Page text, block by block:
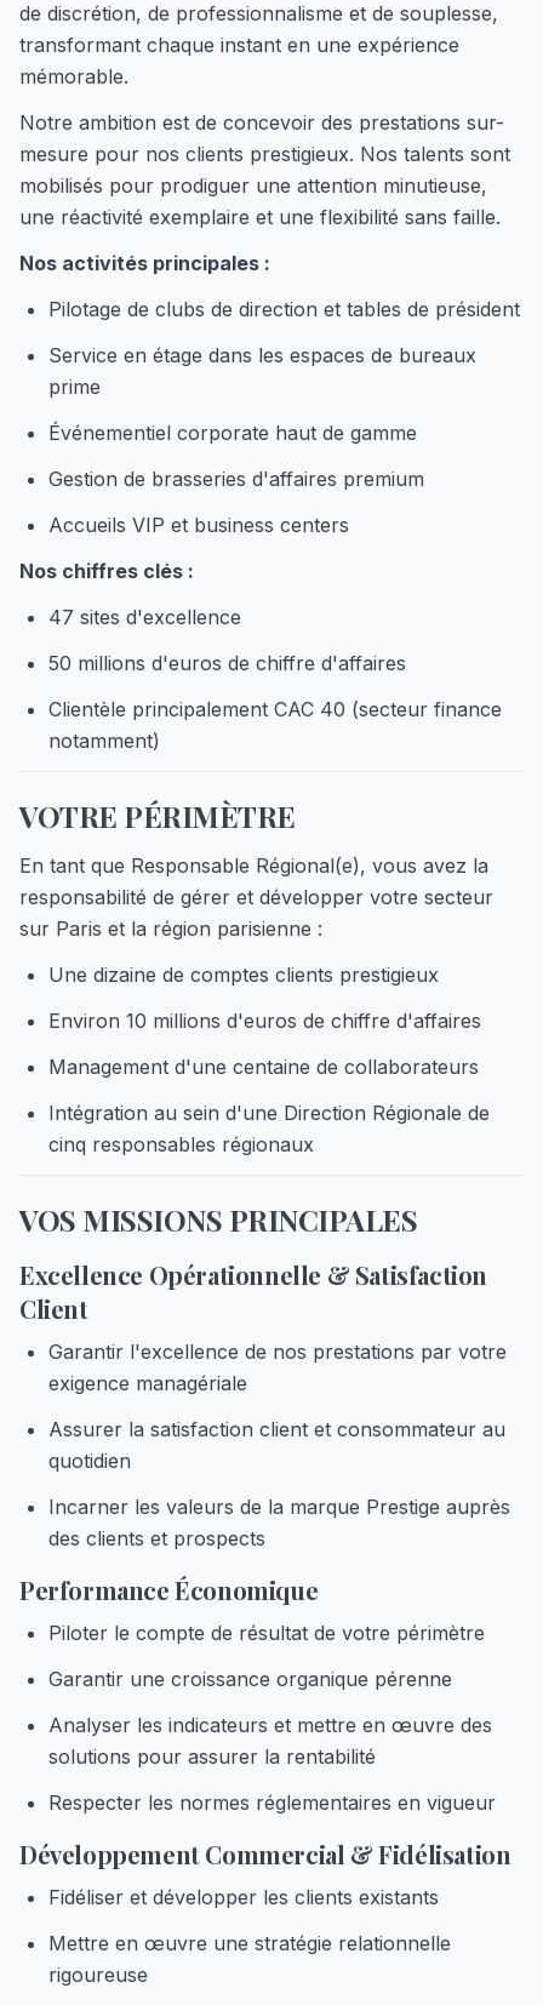
de discrétion, de professionnalisme et de souplesse,
transformant chaque instant en une expérience
mémorable.
Notre ambition est de concevoir des prestations sur-
mesure pour nos clients prestigieux. Nos talents sont
mobilisés pour prodiguer une attention minutieuse,
une réactivité exemplaire et une flexibilité sans faille.
Nos activités principales :
Pilotage de clubs de direction et tables de président
Service en étage dans les espaces de bureaux
prime
Événementiel corporate haut de gamme
Gestion de brasseries d'affaires premium
Accueils VIP et business centers
Nos chiffres clés :
47 sites d'excellence
50 millions d'euros de chiffre d'affaires
Clientèle principalement CAC 40 (secteur finance
notamment)
VOTRE PÉRIMÈTRE
En tant que Responsable Régional(e), vous avez la
responsabilité de gérer et développer votre secteur
sur Paris et la région parisienne :
Une dizaine de comptes clients prestigieux
Environ 10 millions d'euros de chiffre d'affaires
Management d'une centaine de collaborateurs
Intégration au sein d'une Direction Régionale de
cinq responsables régionaux
VOS MISSIONS PRINCIPALES
Excellence Opérationnelle & Satisfaction
Client
Garantir l'excellence de nos prestations par votre
exigence managériale
Assurer la satisfaction client et consommateur au
quotidien
Incarner les valeurs de la marque Prestige auprès
des clients et prospects
Performance Économique
Piloter le compte de résultat de votre périmètre
Garantir une croissance organique pérenne
Analyser les indicateurs et mettre en œuvre des
solutions pour assurer la rentabilité
Respecter les normes réglementaires en vigueur
Développement Commercial & Fidélisation
Fidéliser et développer les clients existants
Mettre en œuvre une stratégie relationnelle
rigoureuse